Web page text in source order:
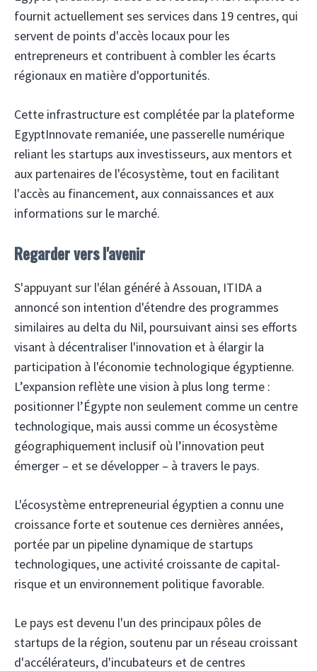
fournit actuellement ses services dans 19 centres, qui
servent de points d'accès locaux pour les
entrepreneurs et contribuent à combler les écarts
régionaux en matière d'opportunités.
Cette infrastructure est complétée par la plateforme
EgyptInnovate remaniée, une passerelle numérique
reliant les startups aux investisseurs, aux mentors et
aux partenaires de l'écosystème, tout en facilitant
l'accès au financement, aux connaissances et aux
informations sur le marché.
Regarder vers l'avenir
S'appuyant sur l'élan généré à Assouan, ITIDA a
annoncé son intention d'étendre des programmes
similaires au delta du Nil, poursuivant ainsi ses efforts
visant à décentraliser l'innovation et à élargir la
participation à l'économie technologique égyptienne.
L’expansion reflète une vision à plus long terme :
positionner l’Égypte non seulement comme un centre
technologique, mais aussi comme un écosystème
géographiquement inclusif où l’innovation peut
émerger – et se développer – à travers le pays.
L'écosystème entrepreneurial égyptien a connu une
croissance forte et soutenue ces dernières années,
portée par un pipeline dynamique de startups
technologiques, une activité croissante de capital-
risque et un environnement politique favorable.
Le pays est devenu l'un des principaux pôles de
startups de la région, soutenu par un réseau croissant
d'accélérateurs, d'incubateurs et de centres